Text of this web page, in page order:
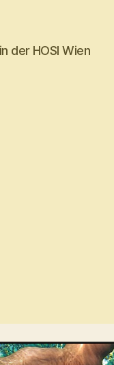
der HOSI Wien